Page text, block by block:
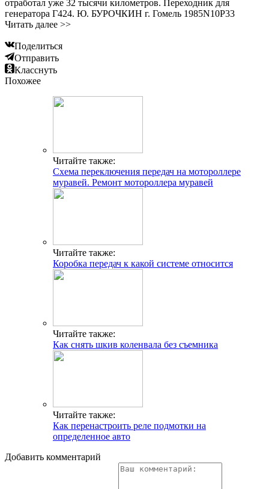
отработал уже 32 тысячи километров. Переходник для
генератора Г424. Ю. БУРОЧКИН г. Гомель 1985N10P33
Читать далее >>
Поделиться
Отправить
Класснуть
Похожее
Читайте также:
Схема переключения передач на мотороллере
муравей. Ремонт мотороллера муравей
Читайте также:
Коробка передач к какой системе относится
Читайте также:
Как снять шкив коленвала без съемника
Читайте также:
Как перенастроить реле подмотки на
определенное авто
Добавить комментарий